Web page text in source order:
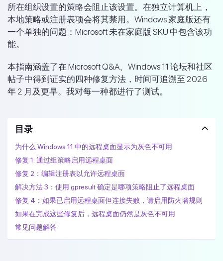
所在组织设置的策略会阻止该设置。在独立计算机上，
本地策略或注册表项会将其禁用。Windows 家庭版还有
一个单独的问题：Microsoft 未在家庭版 SKU 中包含该功
能。
本指南涵盖了在 Microsoft Q&A、Windows 11 论坛和社区
帖子中得到证实的四种修复方法，时间可追溯至 2026
年 2 月及更早。我对每一种都进行了测试。
目录
为什么 Windows 11 中的远程桌面显示为灰色不可用
修复 1: 通过组策略启用远程桌面
修复 2：编辑注册表以允许远程桌面
解决方法 3：使用 gpresult 确定是哪项策略阻止了远程桌面
修复 4：如果已启用远程桌面但连接失败，请启用防火墙规则
如果在完成这些修复后，远程桌面仍然是灰色不可用
常见问题解答